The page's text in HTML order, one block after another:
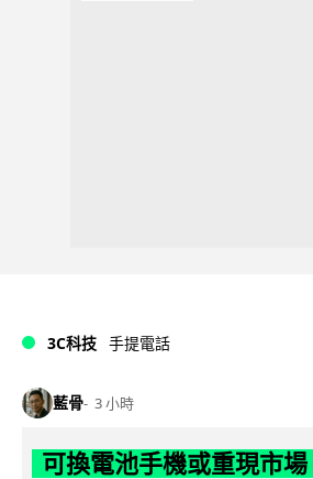
3C科技 手提電話
藍骨 3 小時
可換電池手機或重現市